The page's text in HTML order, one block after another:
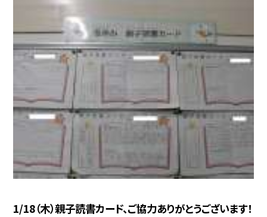
1/18（木）親子読書カード、ご協力ありがとうございます！